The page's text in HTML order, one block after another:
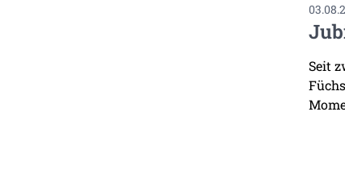
Seit